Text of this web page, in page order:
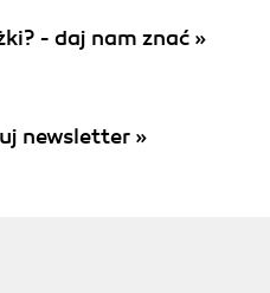
- daj nam znać »
newsletter »